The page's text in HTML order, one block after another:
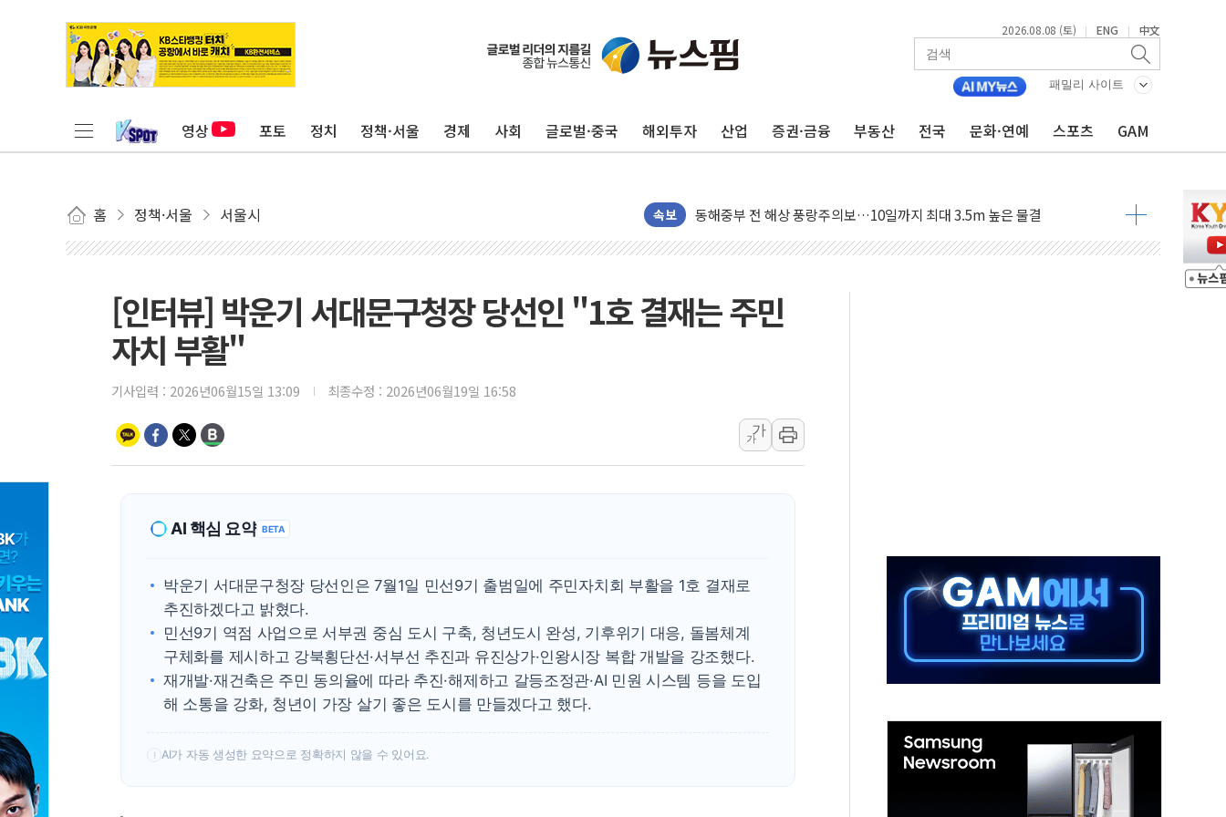
2026.08.08 (토) | ENG | 中文
패밀리 사이트
영상 포토 정치 정책·서울 경제 사회 글로벌·중국 해외투자 산업 증권·금융 부동산 전국 문화·연예 스포츠 GAM
홈 정책·서울 서울시 속보
추미애, '위안부' 피해자 기림의 날 참석..."국제적 시민 연대로 목소리 내야"
인천 선재도 갯벌서 해루질 중 실종 60대 나흘만에 숨진 채 발견
'화합' 꺼낸 김민석에 '뻔뻔' 받아친 정청래…제주 연설서 신경전 고조
李대통령, ISA 개편 재검토 지시…與 "적극 환영"·野 "졸속 국정"
연일 폭염에 온열질환 사망 23명…정부, 비상대응기구 가동
中 전방위 아파트 부양, 수도 베이징도 부동산 규제 철폐
동해시, 11~14일 '별똥별 멍' 운영…페르세우스 유성우 관측
강원 중·남부 동해안 시간당 50mm 이상 폭우…호우경보 발효
'호우 특보' 경북 울진 시간당 20~30mm 강한 비...가뭄 해소될 듯
주말 무더위·열대야 지속…내륙 곳곳 소나기
한상협, 업계 개인정보 보안 새판 짠다…'자율규제단체' 타진
[인터뷰] 박운기 서대문구청장 당선인 "1호 결재는 주민
자치 부활"
기사입력 : 2026년06월15일 13:09 최종수정 : 2026년06월19일 16:58
가
가
AI 핵심 요약 BETA
박운기 서대문구청장 당선인은 7월1일 민선9기 출범일에 주민자치회 부활을 1호 결재로
추진하겠다고 밝혔다.
민선9기 역점 사업으로 서부권 중심 도시 구축, 청년도시 완성, 기후위기 대응, 돌봄체계
구체화를 제시하고 강북횡단선·서부선 추진과 유진상가·인왕시장 복합 개발을 강조했다.
재개발·재건축은 주민 동의율에 따라 추진·해제하고 갈등조정관·AI 민원 시스템 등을 도입
해 소통을 강화, 청년이 가장 살기 좋은 도시를 만들겠다고 했다.
! AI가 자동 생성한 요약으로 정확하지 않을 수 있어요.